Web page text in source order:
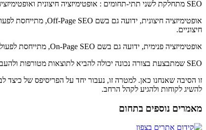
SEO מתחלקת לשני תתי-תחומים : אופטימיזציה חיצונית ואופטימיזציה פנימית.
חיצוניים.
אופטימיזציה פנימית, ידועה גם בשם On-Page SEO, מתייחסת לפעולות שנעשות על האתר עצמו במטרה לשפר את דירוגו. השיטות כאן כוללות את השיפור של התוכן, שיפור של המבנה של האתר, שיפור של זמני טעינה ועוד.
SEO שמתבצעת בצורה נכונה יכולה להביא לתוצאות מטורפות ולהעביר אתר שבמקום ה-100 בגוגל למקום הראשון. עם זאת, אנשים רבים אינם יודעים איך לבצע אופטימיזציה בצורה נכונה או מפחדים מהמורכבות של התהליך.
זו הסיבה שאנחנו כאן. למטרה זו, נעבור יחד על הפריסיפס של כיצד
להשיג לקוחות ולהגיע לקהל הרחב.
מאמרים נוספים בתחום